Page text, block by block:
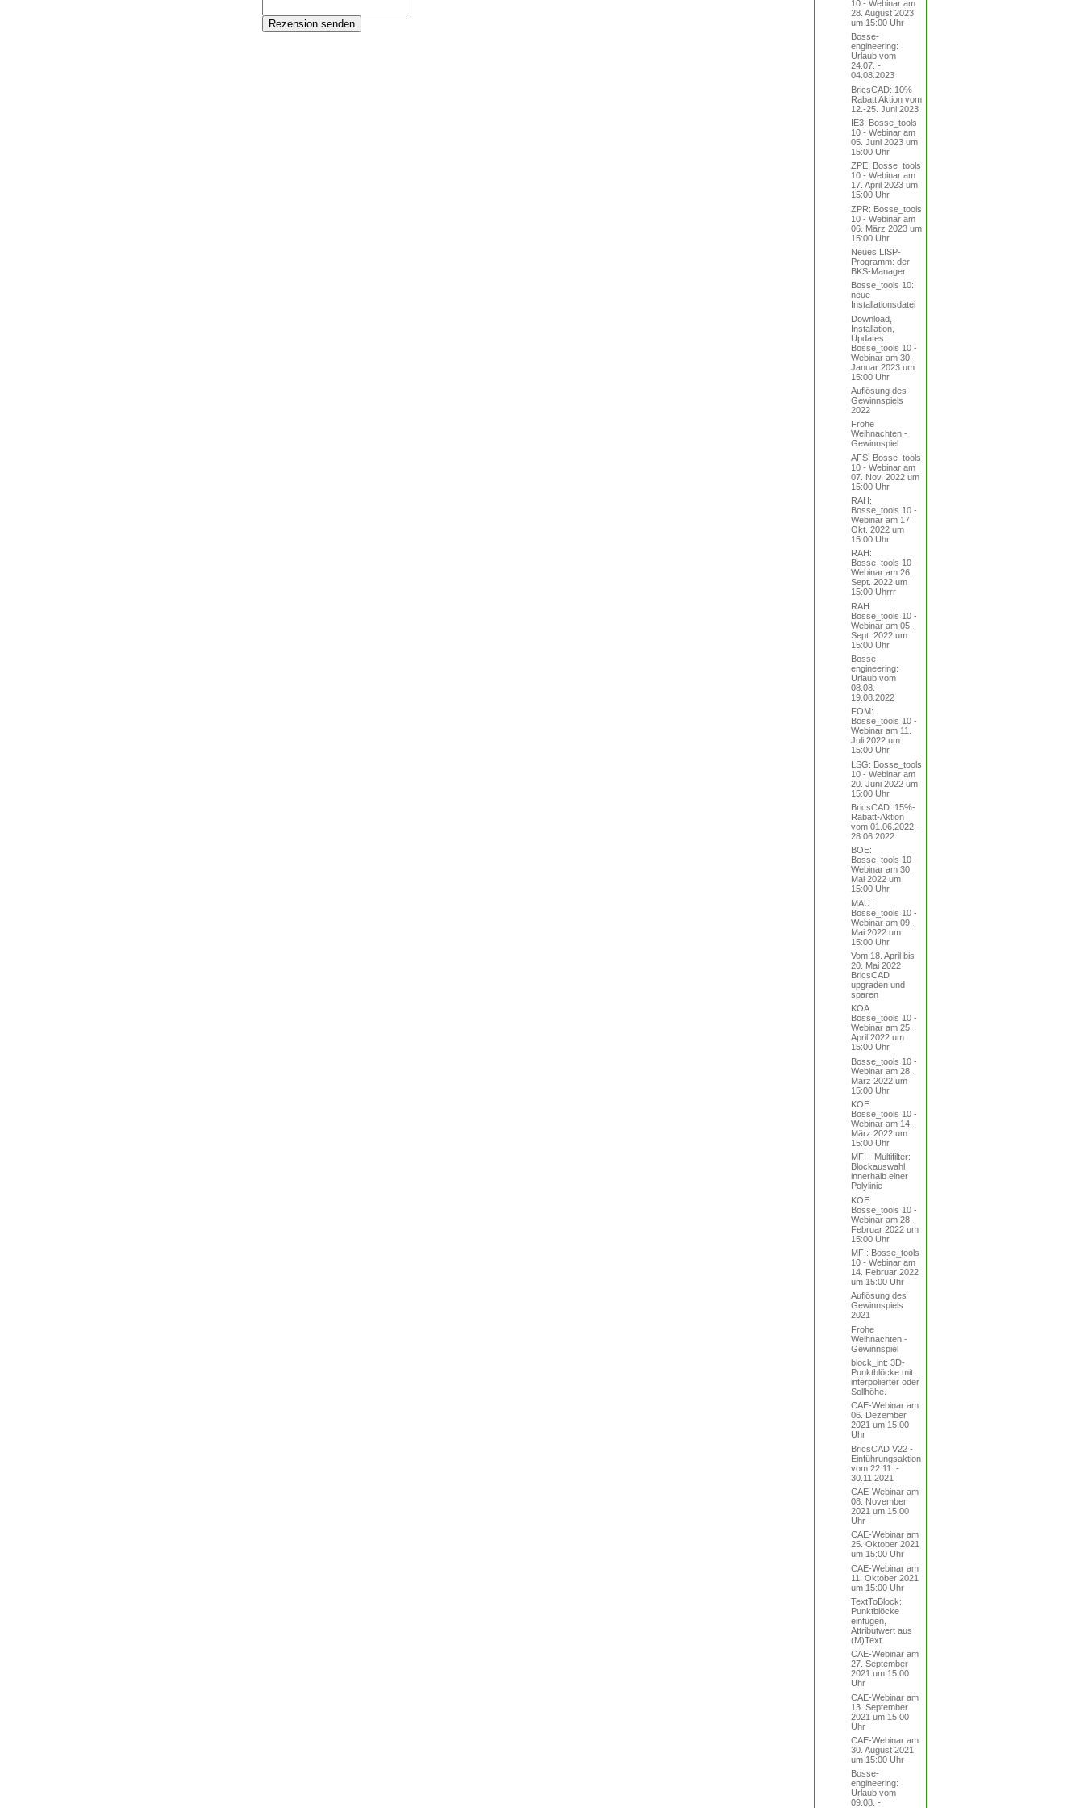
10 - Webinar am
28. August 2023
um 15:00 Uhr
Bosse-
engineering:
Urlaub vom
24.07. -
04.08.2023
BricsCAD: 10%
Rabatt Aktion vom
12.-25. Juni 2023
IE3: Bosse_tools
10 - Webinar am
05. Juni 2023 um
15:00 Uhr
ZPE: Bosse_tools
10 - Webinar am
17. April 2023 um
15:00 Uhr
ZPR: Bosse_tools
10 - Webinar am
06. März 2023 um
15:00 Uhr
Neues LISP-
Programm: der
BKS-Manager
Bosse_tools 10:
neue
Installationsdatei
Download,
Installation,
Updates:
Bosse_tools 10 -
Webinar am 30.
Januar 2023 um
15:00 Uhr
Auflösung des
Gewinnspiels
2022
Frohe
Weihnachten -
Gewinnspiel
AFS: Bosse_tools
10 - Webinar am
07. Nov. 2022 um
15:00 Uhr
RAH:
Bosse_tools 10 -
Webinar am 17.
Okt. 2022 um
15:00 Uhr
RAH:
Bosse_tools 10 -
Webinar am 26.
Sept. 2022 um
15:00 Uhrrr
RAH:
Bosse_tools 10 -
Webinar am 05.
Sept. 2022 um
15:00 Uhr
Bosse-
engineering:
Urlaub vom
08.08. -
19.08.2022
FOM:
Bosse_tools 10 -
Webinar am 11.
Juli 2022 um
15:00 Uhr
LSG: Bosse_tools
10 - Webinar am
20. Juni 2022 um
15:00 Uhr
BricsCAD: 15%-
Rabatt-Aktion
vom 01.06.2022 -
28.06.2022
BOE:
Bosse_tools 10 -
Webinar am 30.
Mai 2022 um
15:00 Uhr
MAU:
Bosse_tools 10 -
Webinar am 09.
Mai 2022 um
15:00 Uhr
Vom 18. April bis
20. Mai 2022
BricsCAD
upgraden und
sparen
KOA:
Bosse_tools 10 -
Webinar am 25.
April 2022 um
15:00 Uhr
Bosse_tools 10 -
Webinar am 28.
März 2022 um
15:00 Uhr
KOE:
Bosse_tools 10 -
Webinar am 14.
März 2022 um
15:00 Uhr
MFI - Multifilter:
Blockauswahl
innerhalb einer
Polylinie
KOE:
Bosse_tools 10 -
Webinar am 28.
Februar 2022 um
15:00 Uhr
MFI: Bosse_tools
10 - Webinar am
14. Februar 2022
um 15:00 Uhr
Auflösung des
Gewinnspiels
2021
Frohe
Weihnachten -
Gewinnspiel
block_int: 3D-
Punktblöcke mit
interpolierter oder
Sollhöhe.
CAE-Webinar am
06. Dezember
2021 um 15:00
Uhr
BricsCAD V22 -
Einführungsaktion
vom 22.11. -
30.11.2021
CAE-Webinar am
08. November
2021 um 15:00
Uhr
CAE-Webinar am
25. Oktober 2021
um 15:00 Uhr
CAE-Webinar am
11. Oktober 2021
um 15:00 Uhr
TextToBlock:
Punktblöcke
einfügen,
Attributwert aus
(M)Text
CAE-Webinar am
27. September
2021 um 15:00
Uhr
CAE-Webinar am
13. September
2021 um 15:00
Uhr
CAE-Webinar am
30. August 2021
um 15:00 Uhr
Bosse-
engineering:
Urlaub vom
09.08. -